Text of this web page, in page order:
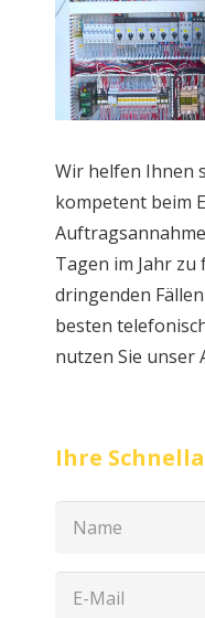
Wir helfen Ihnen
kompetent beim E-Check. Unser telefonische
Auftragsannahme ist
Tagen im Jahr zu
dringenden Fällen kontaktieren Sie uns am
besten telefonisch.
nutzen Sie unser
Ihre